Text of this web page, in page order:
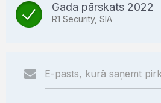
Gada pārskats 2022
R1 Security, SIA